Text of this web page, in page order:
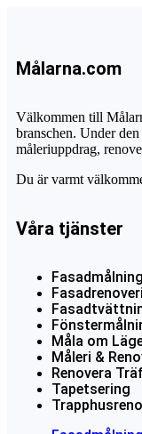
Målarna.com
Välkommen till
branschen. Under
måleriuppdrag,
Du är varmt
Våra tjänster
Fasadmålning
Måla om
Måleri &
Renovera
Tapetsering